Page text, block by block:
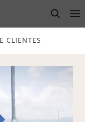
open
CLIENTES